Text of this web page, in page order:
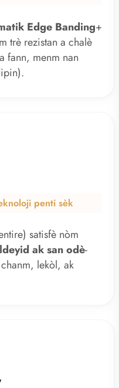
Edge Banding+
trè rezistan a chalè
fann, menm nan
penti sèk
satisfè nòm
ak san odè-
lekòl, ak